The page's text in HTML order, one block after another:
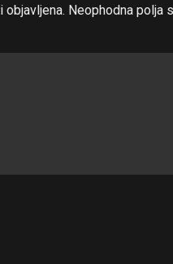
objavljena. Neophodna polja